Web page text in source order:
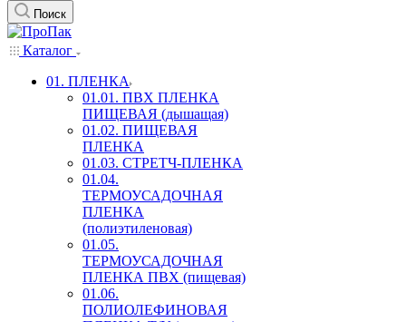
Поиск
Каталог
01. ПЛЕНКА
01.01. ПВХ ПЛЕНКА
ПИЩЕВАЯ (дышащая)
01.02. ПИЩЕВАЯ
ПЛЕНКА
01.03. СТРЕТЧ-ПЛЕНКА
01.04.
ТЕРМОУСАДОЧНАЯ
ПЛЕНКА
(полиэтиленовая)
01.05.
ТЕРМОУСАДОЧНАЯ
ПЛЕНКА ПВХ (пищевая)
01.06.
ПОЛИОЛЕФИНОВАЯ